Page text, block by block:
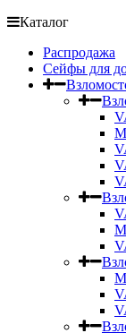
Каталог
Распродажа
Сейфы для